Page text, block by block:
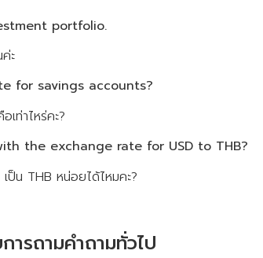
portfolio.
ะ
for savings accounts?
ท่าไหร่คะ?
the exchange rate for USD to THB?
น THB หน่อยได้ไหมคะ?
ารถามคำถามทั่วไป